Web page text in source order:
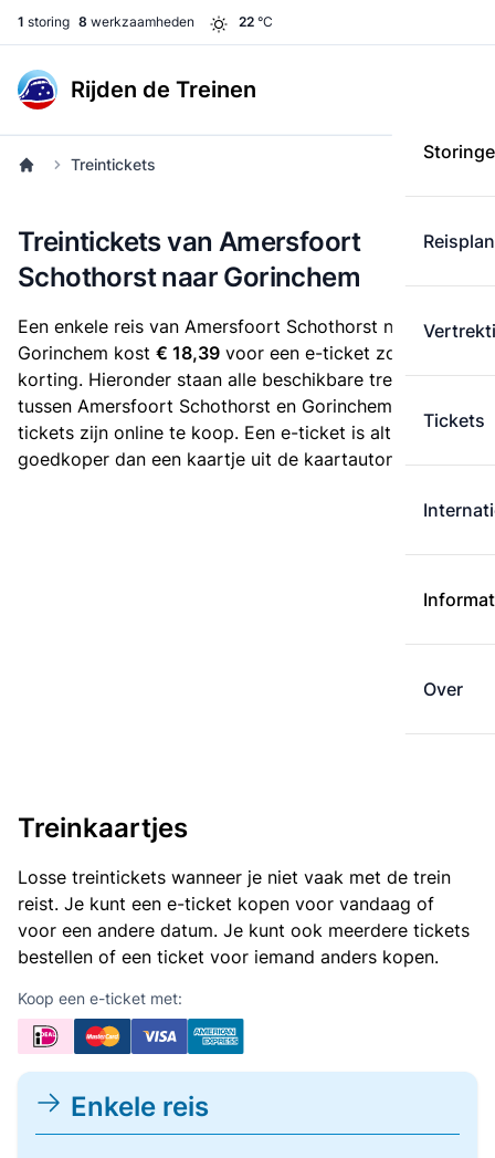
1 storing 8 werkzaamheden 22 °C
Rijden de Treinen
Tickets
Over
Treintickets
Treintickets van Amersfoort
Schothorst naar Gorinchem
Een enkele reis van Amersfoort Schothorst naar
Gorinchem kost € 18,39 voor een e-ticket zonder
korting. Hieronder staan alle beschikbare treintickets
tussen Amersfoort Schothorst en Gorinchem. Deze
tickets zijn online te koop. Een e-ticket is altijd
goedkoper dan een kaartje uit de kaartautomaat.
Treinkaartjes
Losse treintickets wanneer je niet vaak met de trein
reist. Je kunt een e-ticket kopen voor vandaag of
voor een andere datum. Je kunt ook meerdere tickets
bestellen of een ticket voor iemand anders kopen.
Koop een e-ticket met:
Enkele reis